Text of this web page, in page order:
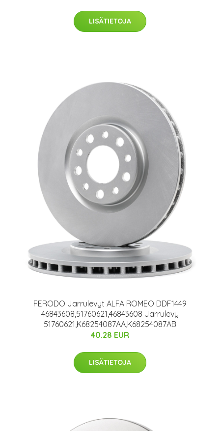
LISÄTIETOJA
FERODO Jarrulevyt ALFA ROMEO DDF1449
46843608,51760621,46843608 Jarrulevy
51760621,K68254087AA,K68254087AB
40.28 EUR
LISÄTIETOJA